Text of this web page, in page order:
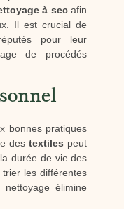
à secafin
Il est crucial de
pour leur
de procédés
bonnes pratiques
destextiles peut
durée de vie des
les différentes
élimine